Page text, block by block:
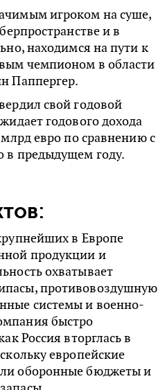
игроком на суше,
и в
находимся на пути к
чемпионом в области
Паппергер.
свой годовой
годового дохода
евро по сравнению с
в предыдущем году.
в Европе
продукции и
охватывает
противовоздушную
системы и военно-
быстро
Россия вторглась в
европейские
оборонные бюджеты и